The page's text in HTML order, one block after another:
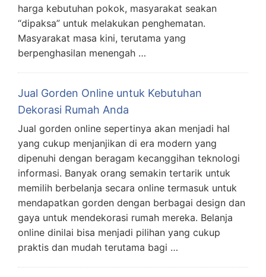
harga kebutuhan pokok, masyarakat seakan
“dipaksa” untuk melakukan penghematan.
Masyarakat masa kini, terutama yang
berpenghasilan menengah …
Jual Gorden Online untuk Kebutuhan
Dekorasi Rumah Anda
Jual gorden online sepertinya akan menjadi hal
yang cukup menjanjikan di era modern yang
dipenuhi dengan beragam kecanggihan teknologi
informasi. Banyak orang semakin tertarik untuk
memilih berbelanja secara online termasuk untuk
mendapatkan gorden dengan berbagai design dan
gaya untuk mendekorasi rumah mereka. Belanja
online dinilai bisa menjadi pilihan yang cukup
praktis dan mudah terutama bagi …